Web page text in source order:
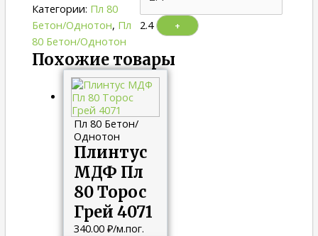
2.4 +
Категории: Пл 80
Бетон/Однотон, Пл
80 Бетон/Однотон
Похожие товары
Пл 80 Бетон/
Однотон
Плинтус
МДФ Пл
80 Торос
Грей 4071
340.00₽/м.пог.